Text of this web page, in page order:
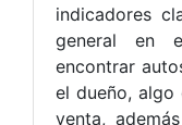
indicadores
general en
encontrar
el dueño,
venta,